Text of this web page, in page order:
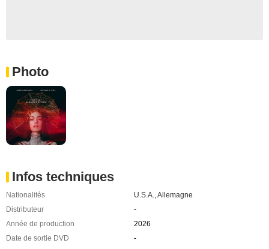
Photo
Infos techniques
Nationalités U.S.A.,Allemagne
Distributeur
-
Année de production
2026
Date de sortie DVD
-